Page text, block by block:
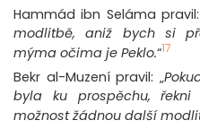
Hammád ibn Seláma pravil:
modlitbě, aniž bych si
mýma očima je Peklo.“17
Bekr al-Muzení pravil: „
byla ku prospěchu,
možnost žádnou další